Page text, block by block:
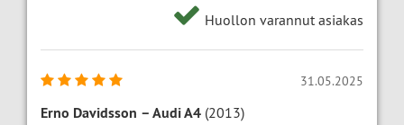
Huollon varannut asiakas
31.05.2025
Erno Davidsson –Audi A4 (2013)